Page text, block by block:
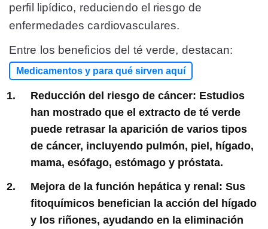
perfil lipídico, reduciendo el riesgo de
enfermedades cardiovasculares​​.
Entre los beneficios del té verde, destacan:
Medicamentos y para qué sirven aquí
Reducción del riesgo de cáncer: Estudios
han mostrado que el extracto de té verde
puede retrasar la aparición de varios tipos
de cáncer, incluyendo pulmón, piel, hígado,
mama, esófago, estómago y próstata​​.
Mejora de la función hepática y renal: Sus
fitoquímicos benefician la acción del hígado
y los riñones, ayudando en la eliminación